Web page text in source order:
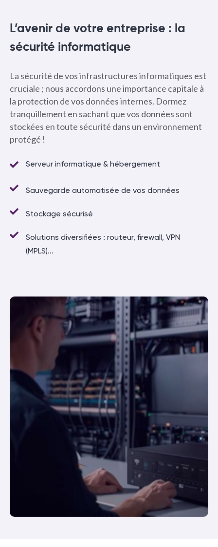
L’avenir de votre entreprise : la
sécurité informatique
La sécurité de vos infrastructures informatiques est
cruciale ; nous accordons une importance capitale à
la protection de vos données internes. Dormez
tranquillement en sachant que vos données sont
stockées en toute sécurité dans un environnement
protégé !
Serveur informatique & hébergement
Sauvegarde automatisée de vos données
Stockage sécurisé
Solutions diversifiées : routeur, firewall, VPN
(MPLS)...